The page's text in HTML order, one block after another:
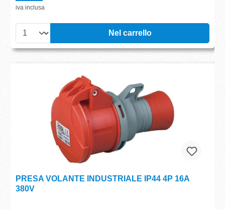
iva inclusa
Nel carrello
PRESA VOLANTE INDUSTRIALE IP44 4P 16A
380V